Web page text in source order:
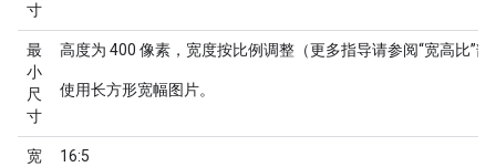
寸
最
小
尺
寸
高度为 400 像素，宽度按比例调整（更多指导请参阅“宽高比”部
使用长方形宽幅图片。
宽
16:5